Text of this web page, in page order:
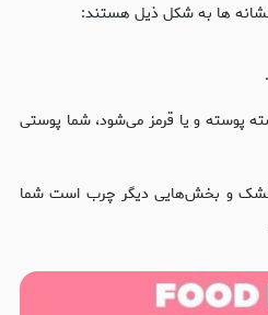
ها به شکل ذیل هستند:
پوسته و یا قرمز می‌شود، شما پوستی
و بخش‌هایی دیگر چرب است شما